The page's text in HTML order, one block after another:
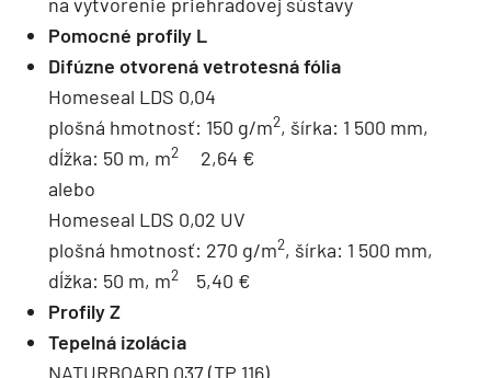
Pomocné profily L
Difúzne otvorená vetrotesná fólia
Homeseal LDS 0,04
plošná hmotnosť: 150 g/m2, šírka: 1 500 mm,
dĺžka: 50 m, m2
2,64 €
alebo
Homeseal LDS 0,02 UV
plošná hmotnosť: 270 g/m2, šírka: 1 500 mm,
dĺžka: 50 m, m2
5,40 €
Profily Z
Tepelná izolácia
NATURBOARD 037 (TP 116)